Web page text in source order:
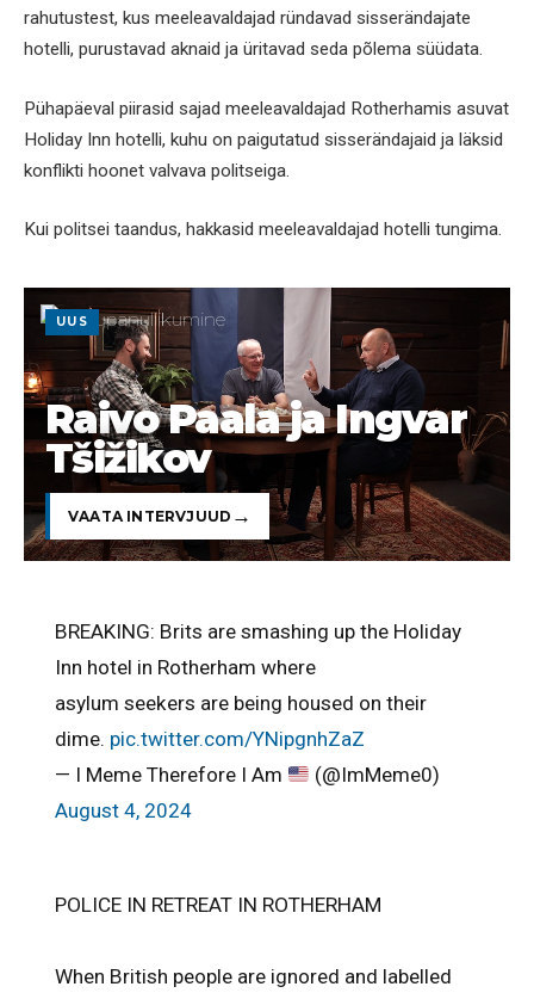
rahutustest, kus meeleavaldajad ründavad sisserändajate
hotelli, purustavad aknaid ja üritavad seda põlema süüdata.
Pühapäeval piirasid sajad meeleavaldajad Rotherhamis asuvat
Holiday Inn hotelli, kuhu on paigutatud sisserändajaid ja läksid
konflikti hoonet valvava politseiga.
Kui politsei taandus, hakkasid meeleavaldajad hotelli tungima.
UUS
Raivo Paala ja Ingvar
Tšižikov
VAATA INTERVJUUD
BREAKING: Brits are smashing up the Holiday
Inn hotel in Rotherham where
asylum seekers are being housed on their
dime. pic.twitter.com/YNipgnhZaZ
— I Meme Therefore I Am
(@ImMeme0)
August 4, 2024
POLICE IN RETREAT IN ROTHERHAM
When British people are ignored and labelled